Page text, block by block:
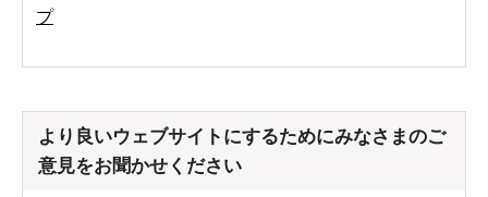
プ
より良いウェブサイトにするためにみなさまのご
意見をお聞かせください